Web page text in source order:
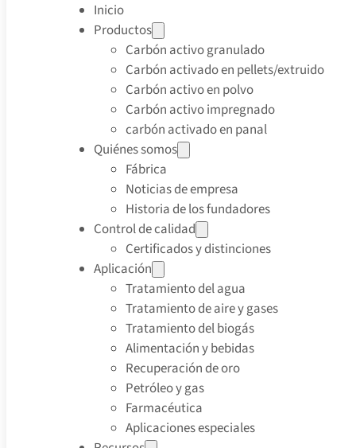
Inicio
Productos
Carbón activo granulado
Carbón activado en pellets/extruido
Carbón activo en polvo
Carbón activo impregnado
carbón activado en panal
Quiénes somos
Fábrica
Noticias de empresa
Historia de los fundadores
Control de calidad
Certificados y distinciones
Aplicación
Tratamiento del agua
Tratamiento de aire y gases
Tratamiento del biogás
Alimentación y bebidas
Recuperación de oro
Petróleo y gas
Farmacéutica
Aplicaciones especiales